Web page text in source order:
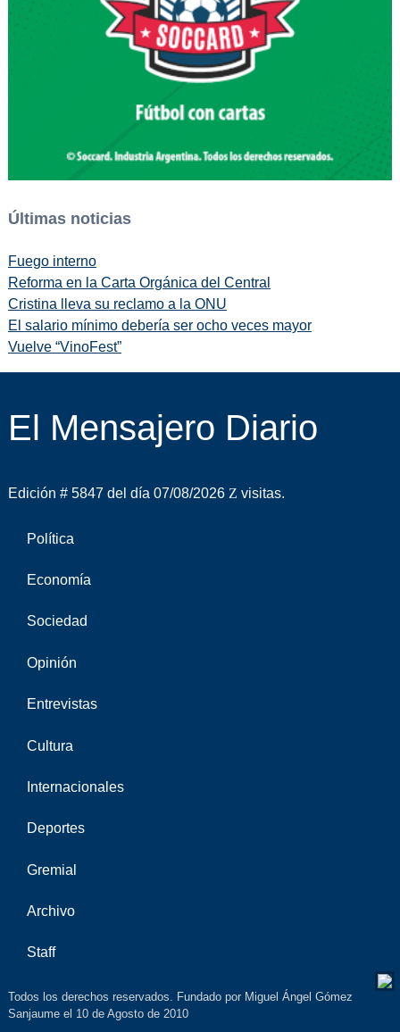
Últimas noticias
Fuego interno
Reforma en la Carta Orgánica del Central
Cristina lleva su reclamo a la ONU
El salario mínimo debería ser ocho veces mayor
Vuelve “VinoFest”
El Mensajero Diario
Edición # 5847 del día 07/08/2026 visitas.
Política
Economía
Sociedad
Opinión
Entrevistas
Cultura
Internacionales
Deportes
Gremial
Archivo
Staff
Todos los derechos reservados. Fundado por Miguel Ángel Gómez
Sanjaume el 10 de Agosto de 2010